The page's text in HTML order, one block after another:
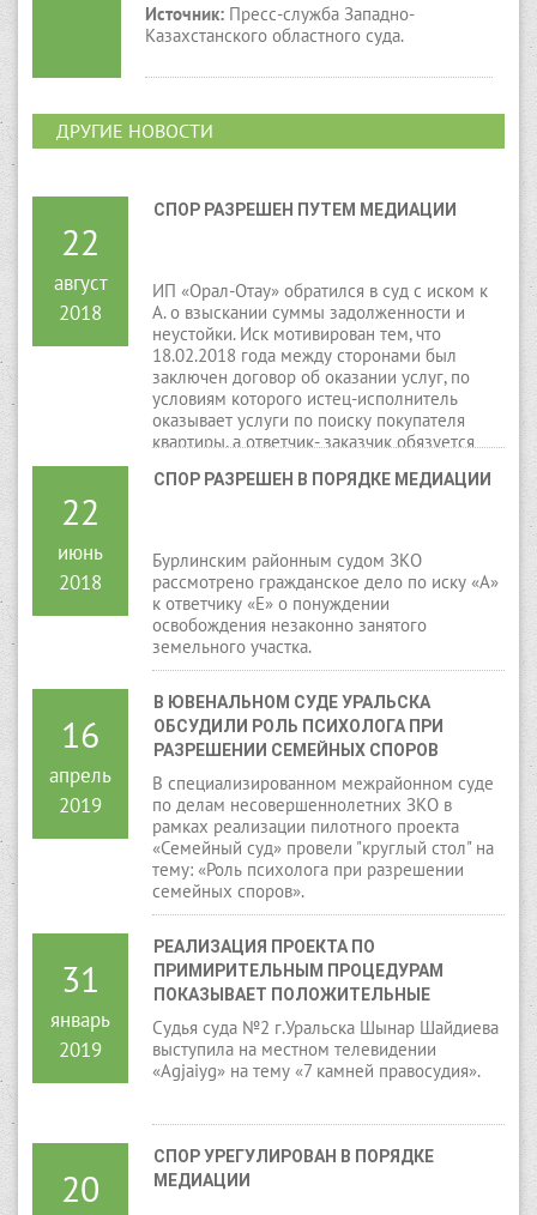
Источник: Пресс-служба Западно-
Казахстанского областного суда.
ДРУГИЕ НОВОСТИ
22
август
2018
СПОР РАЗРЕШЕН ПУТЕМ МЕДИАЦИИ
ИП «Орал-Отау» обратился в суд с иском к
А. о взыскании суммы задолженности и
неустойки. Иск мотивирован тем, что
18.02.2018 года между сторонами был
заключен договор об оказании услуг, по
условиям которого истец-исполнитель
оказывает услуги по поиску покупателя
квартиры, а ответчик- заказчик обязуется
000 тенге.
22
июнь
2018
СПОР РАЗРЕШЕН В ПОРЯДКЕ МЕДИАЦИИ
Бурлинским районным судом ЗКО
рассмотрено гражданское дело по иску «А»
к ответчику «Е» о понуждении
освобождения незаконно занятого
земельного участка.
16
апрель
2019
В ЮВЕНАЛЬНОМ СУДЕ УРАЛЬСКА
ОБСУДИЛИ РОЛЬ ПСИХОЛОГА ПРИ
РАЗРЕШЕНИИ СЕМЕЙНЫХ СПОРОВ
В специализированном межрайонном суде
по делам несовершеннолетних ЗКО в
рамках реализации пилотного проекта
«Семейный суд» провели "круглый стол" на
тему: «Роль психолога при разрешении
семейных споров».
31
январь
2019
РЕАЛИЗАЦИЯ ПРОЕКТА ПО
ПРИМИРИТЕЛЬНЫМ ПРОЦЕДУРАМ
ПОКАЗЫВАЕТ ПОЛОЖИТЕЛЬНЫЕ
РЕЗУЛЬТАТЫ
Судья суда №2 г.Уральска Шынар Шайдиева
выступила на местном телевидении
«Agjaiyg» на тему «7 камней правосудия».
20
СПОР УРЕГУЛИРОВАН В ПОРЯДКЕ
МЕДИАЦИИ